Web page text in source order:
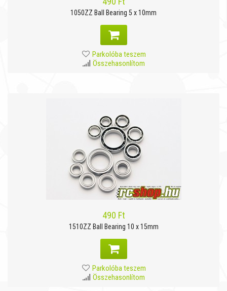
1050ZZ Ball Bearing 5 x 10mm
Parkolóba teszem
Összehasonlítom
490 Ft
1510ZZ Ball Bearing 10 x 15mm
Parkolóba teszem
Összehasonlítom